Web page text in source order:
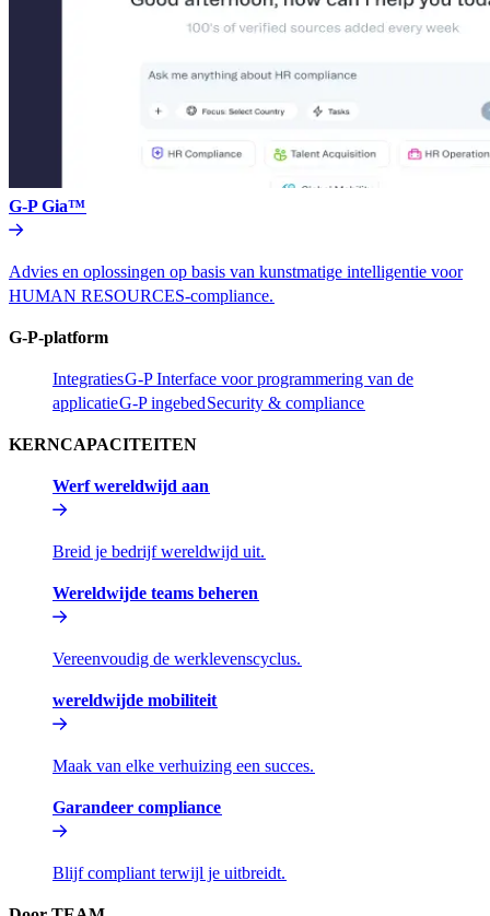
G-P Gia™​​
Advies en oplossingen op basis van kunstmatige intelligentie voor
HUMAN RESOURCES-compliance.​​
G-P-platform​​
Integraties​​G-P Interface voor programmering van de
applicatie​​G-P ingebed​​Security & compliance​​
KERNCAPACITEITEN​​
Werf wereldwijd aan​​
Breid je bedrijf wereldwijd uit.​​
Wereldwijde teams beheren​​
Vereenvoudig de werklevenscyclus.​​
wereldwijde mobiliteit​​
Maak van elke verhuizing een succes.​​
Garandeer compliance​​
Blijf compliant terwijl je uitbreidt.​​